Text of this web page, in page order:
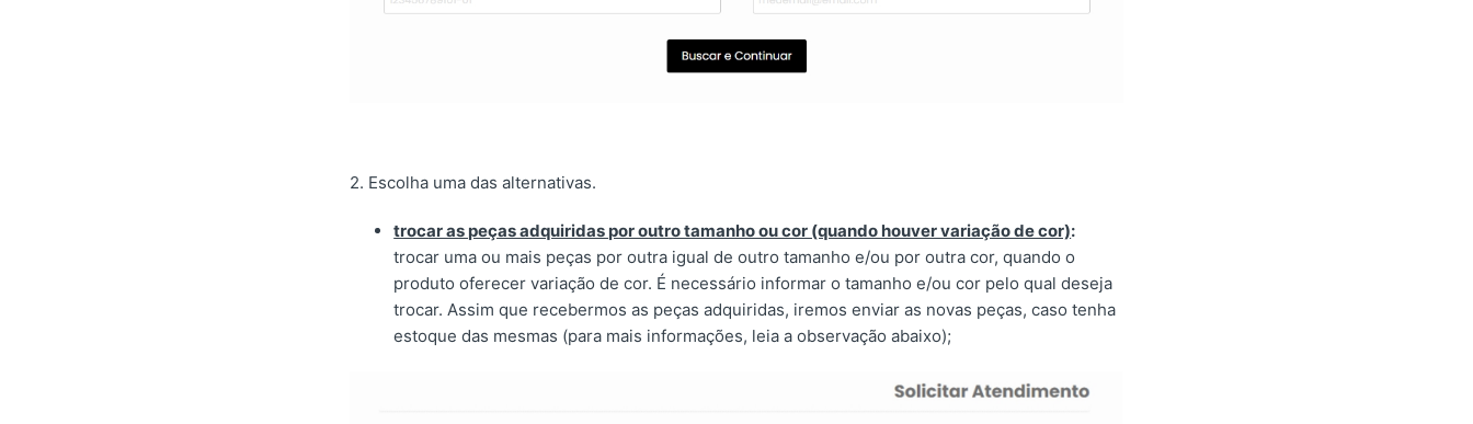
2. Escolha uma das alternativas.
trocar as peças adquiridas por outro tamanho ou cor (quando houver variação de cor):
trocar uma ou mais peças por outra igual de outro tamanho e/ou por outra cor, quando o
produto oferecer variação de cor. É necessário informar o tamanho e/ou cor pelo qual deseja
trocar. Assim que recebermos as peças adquiridas, iremos enviar as novas peças, caso tenha
estoque das mesmas (para mais informações, leia a observação abaixo);